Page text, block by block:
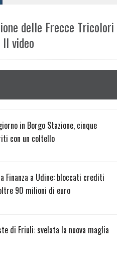
delle Frecce Tricolori
video
in Borgo Stazione, cinque
con un coltello
Finanza a Udine: bloccati crediti
90 milioni di euro
di Friuli: svelata la nuova maglia